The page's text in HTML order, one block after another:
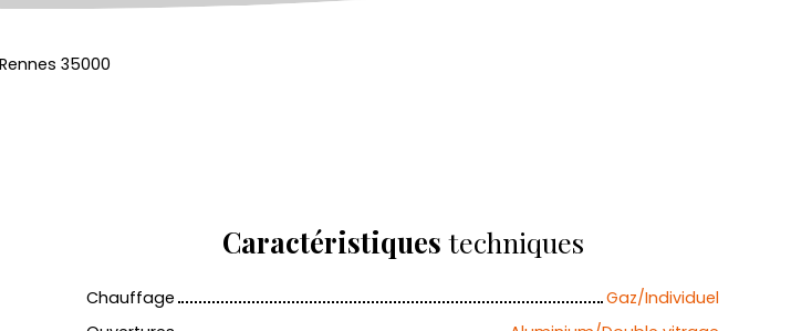
35000
Caractéristiques techniques
Chauffage
Gaz/Individuel